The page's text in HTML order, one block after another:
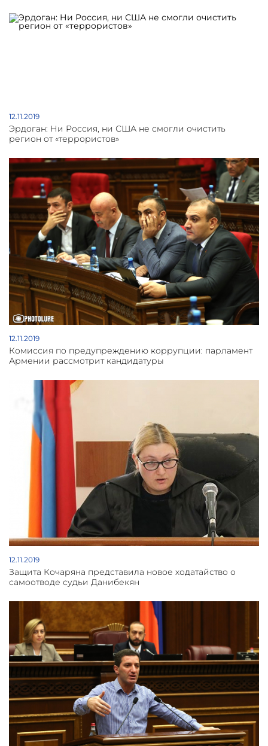
12.11.2019
Эрдоган: Ни Россия, ни США не смогли очистить
регион от «террористов»
12.11.2019
Комиссия по предупреждению коррупции: парламент
Армении рассмотрит кандидатуры
12.11.2019
Защита Кочаряна представила новое ходатайство о
самоотводе судьи Данибекян